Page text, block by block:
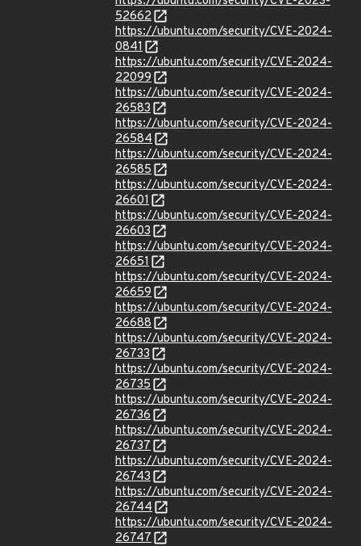
52662
https://ubuntu.com/security/CVE-2024-
0841
https://ubuntu.com/security/CVE-2024-
22099
https://ubuntu.com/security/CVE-2024-
26583
https://ubuntu.com/security/CVE-2024-
26584
https://ubuntu.com/security/CVE-2024-
26585
https://ubuntu.com/security/CVE-2024-
26601
https://ubuntu.com/security/CVE-2024-
26603
https://ubuntu.com/security/CVE-2024-
26651
https://ubuntu.com/security/CVE-2024-
26659
https://ubuntu.com/security/CVE-2024-
26688
https://ubuntu.com/security/CVE-2024-
26733
https://ubuntu.com/security/CVE-2024-
26735
https://ubuntu.com/security/CVE-2024-
26736
https://ubuntu.com/security/CVE-2024-
26737
https://ubuntu.com/security/CVE-2024-
26743
https://ubuntu.com/security/CVE-2024-
26744
https://ubuntu.com/security/CVE-2024-
26747